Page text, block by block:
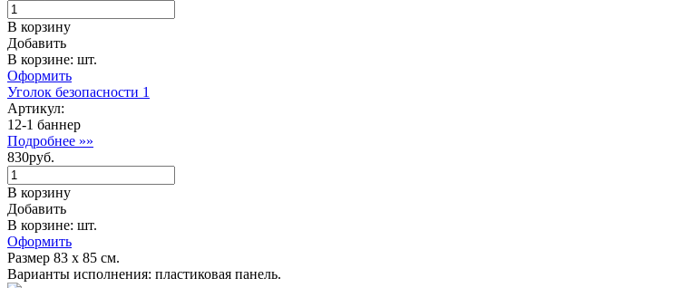
В корзину
Добавить
В корзине: шт.
Оформить
Уголок безопасности 1
Артикул:
12-1 баннер
Подробнее »»
830руб.
В корзину
Добавить
В корзине: шт.
Оформить
Размер 83 х 85 см.
Варианты исполнения: пластиковая панель.